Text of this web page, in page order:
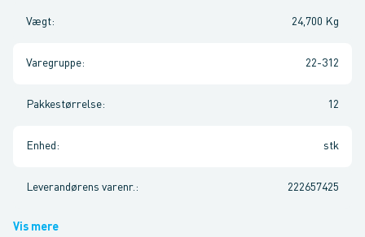
Vægt: 24,700 Kg
Varegruppe: 22-312
Pakkestørrelse: 12
Enhed : stk
Leverandørens varenr. : 222657425
Vis mere